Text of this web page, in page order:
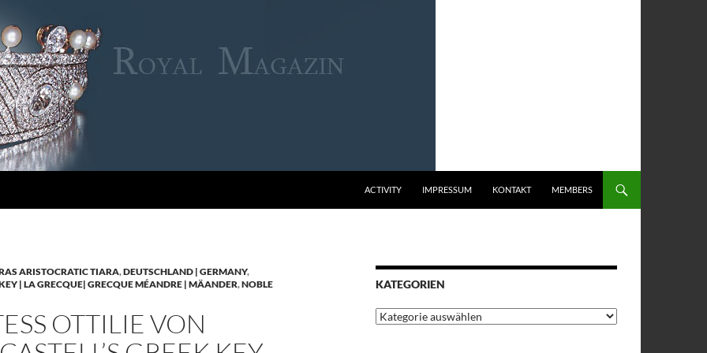
ACTIVITY IMPRESSUM KONTAKT MEMBERS
ARISTOCRATIC TIARA,DEUTSCHLAND | GERMANY,
| LA GRECQUE| GRECQUE MÉANDRE | MÄANDER,NOBLE
OTTILIE VON
KATEGORIEN
Kategorien